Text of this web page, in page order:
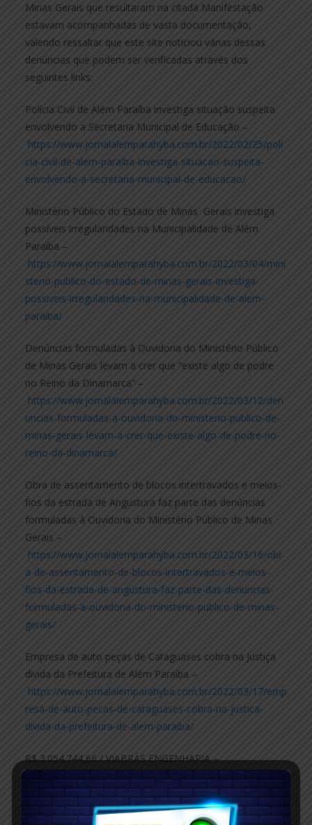
Minas Gerais que resultaram na citada Manifestação
estavam acompanhadas de vasta documentação,
valendo ressaltar que este site noticiou várias dessas
denúncias que podem ser verificadas através dos
seguintes links:
Polícia Civil de Além Paraíba investiga situação suspeita
envolvendo a Secretaria Municipal de Educação –
https://www.jornalalemparahyba.com.br/2022/02/25/poli
cia-civil-de-alem-paraiba-investiga-situacao-suspeita-
envolvendo-a-secretaria-municipal-de-educacao/
Ministério Público do Estado de Minas Gerais investiga
possíveis irregularidades na Municipalidade de Além
Paraíba –
https://www.jornalalemparahyba.com.br/2022/03/04/mini
sterio-publico-do-estado-de-minas-gerais-investiga-
possiveis-irregularidades-na-municipalidade-de-alem-
paraiba/
Denúncias formuladas à Ouvidoria do Ministério Público
de Minas Gerais levam a crer que “existe algo de podre
no Reino da Dinamarca” –
https://www.jornalalemparahyba.com.br/2022/03/12/den
uncias-formuladas-a-ouvidoria-do-ministerio-publico-de-
minas-gerais-levam-a-crer-que-existe-algo-de-podre-no-
reino-da-dinamarca/
Obra de assentamento de blocos intertravados e meios-
fios da estrada de Angustura faz parte das denúncias
formuladas à Ouvidoria do Ministério Público de Minas
Gerais –
https://www.jornalalemparahyba.com.br/2022/03/16/obr
a-de-assentamento-de-blocos-intertravados-e-meios-
fios-da-estrada-de-angustura-faz-parte-das-denuncias-
formuladas-a-ouvidoria-do-ministerio-publico-de-minas-
gerais/
Empresa de auto peças de Cataguases cobra na Justiça
dívida da Prefeitura de Além Paraíba –
https://www.jornalalemparahyba.com.br/2022/03/17/emp
resa-de-auto-pecas-de-cataguases-cobra-na-justica-
divida-da-prefeitura-de-alem-paraiba/
R$ 3.054.744,66 / VIABRÁS ENGENHARIA –
https://www.jornalalemparahyba.com.br/2022/03/21/r-3-
054-74466-viabras-engenharia/